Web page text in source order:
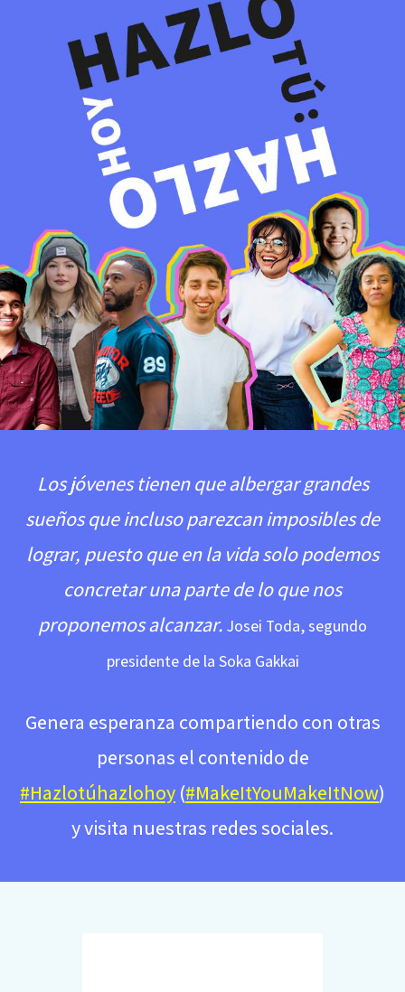
Los jóvenes tienen que albergar grandes
sueños que incluso parezcan imposibles de
lograr, puesto que en la vida solo podemos
concretar una parte de lo que nos
proponemos alcanzar. Josei Toda, segundo
presidente de la Soka Gakkai
Genera esperanza compartiendo con otras
personas el contenido de
#Hazlotúhazlohoy (#MakeItYouMakeItNow)
y visita nuestras redes sociales.